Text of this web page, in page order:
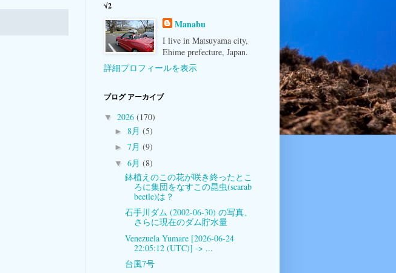
√2
Manabu
I live in Matsuyama city,
Ehime prefecture, Japan.
詳細プロフィールを表示
ブログ アーカイブ
▼ 2026 (170)
► 8月 (5)
► 7月 (9)
▼ 6月 (8)
鉢植えのこの花が咲き終ったとこ
ろに集団をなすこの昆虫(scarab
beetle)は？
石手川ダム (2002-06-30) の写真、
さらに現在のダム貯水量
Venezuela Yumare [2026-06-24
22:05:12 (UTC)] -> ...
台風7号